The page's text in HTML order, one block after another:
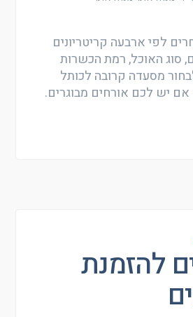
לפי ארבעה קריטריונים
סוג האוכל, רמת הכשרות
מסעדה קרובה לכותל
אם יש לכם אורחים מבוגרים.
להזמנת